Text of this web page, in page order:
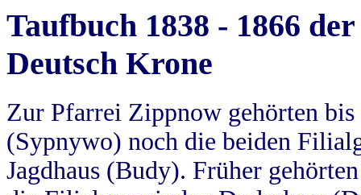
Taufbuch 1838 - 1866
Deutsch Krone
Zur Pfarrei Zippnow gehörten
(Sypnywo) noch die beiden
Jagdhaus (Budy). Früher